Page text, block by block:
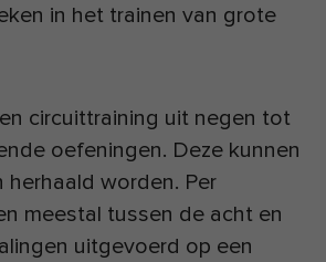
in het trainen van grote
circuittraining uit negen tot
oefeningen. Deze kunnen
herhaald worden. Per
meestal tussen de acht en
uitgevoerd op een